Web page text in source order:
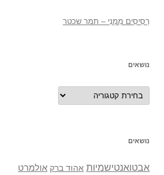
רְסִיסִים מִמֶנִי – תמר שכטר
נושאים
נושאים
נושאים
אבטואנטישמיות אהוד ברק אולמרט